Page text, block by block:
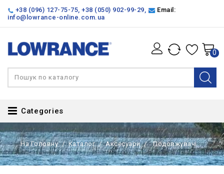
+38 (096) 127-75-75, +38 (050) 902-99-29,
Email:
info@lowrance-online.com.ua
0
Categories
На Головну Каталог Аксесуари Подовжувачі